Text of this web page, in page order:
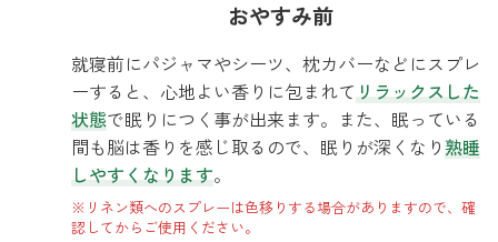
おやすみ前
就寝前にパジャマやシーツ、枕カバーなどにスプレ
ーすると、心地よい香りに包まれて リラックスした
状態で眠りにつく事が出来ます。また、眠っている
間も脳は香りを感じ取るので、眠りが深くなり 熟睡
しやすくなります。
※リネン類へのスプレーは色移りする場合がありますので、確
認してからご使用ください。